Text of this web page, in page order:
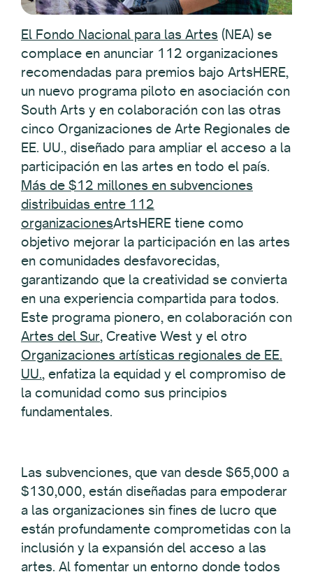
El Fondo Nacional para las Artes (NEA) se
complace en anunciar 112 organizaciones
recomendadas para premios bajo ArtsHERE,
un nuevo programa piloto en asociación con
South Arts y en colaboración con las otras
cinco Organizaciones de Arte Regionales de
EE. UU., diseñado para ampliar el acceso a la
participación en las artes en todo el país.
Más de $12 millones en subvenciones
distribuidas entre 112
organizacionesArtsHERE tiene como
objetivo mejorar la participación en las artes
en comunidades desfavorecidas,
garantizando que la creatividad se convierta
en una experiencia compartida para todos.
Este programa pionero, en colaboración con
Artes del Sur, Creative West y el otro
Organizaciones artísticas regionales de EE.
UU., enfatiza la equidad y el compromiso de
la comunidad como sus principios
fundamentales.
Las subvenciones, que van desde $65,000 a
$130,000, están diseñadas para empoderar
a las organizaciones sin fines de lucro que
están profundamente comprometidas con la
inclusión y la expansión del acceso a las
artes. Al fomentar un entorno donde todos